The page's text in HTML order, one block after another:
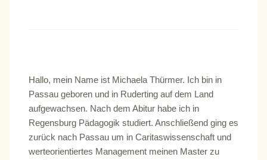
Hallo, mein Name ist Michaela Thürmer. Ich bin in
Passau geboren und in Ruderting auf dem Land
aufgewachsen. Nach dem Abitur habe ich in
Regensburg Pädagogik studiert. Anschließend ging es
zurück nach Passau um in Caritaswissenschaft und
werteorientiertes Management meinen Master zu